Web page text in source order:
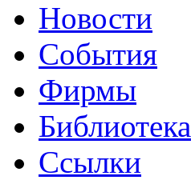
Новости
События
Фирмы
Библиотека
Ссылки